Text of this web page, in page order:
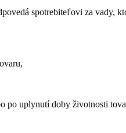
spotrebiteľovi za vady,
po uplynutí doby životnosti